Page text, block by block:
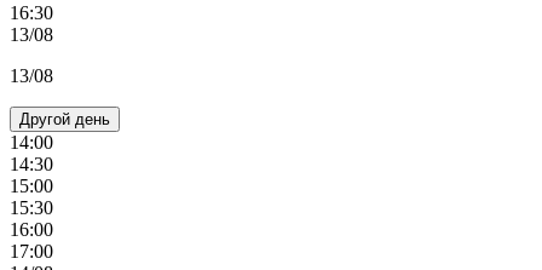
16:30
13/08
13/08
Другой день
14:00
14:30
15:00
15:30
16:00
17:00